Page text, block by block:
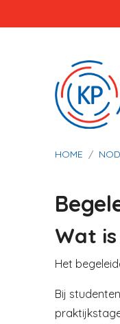
en
Top
menu
HOME
Wat
Het
Bij